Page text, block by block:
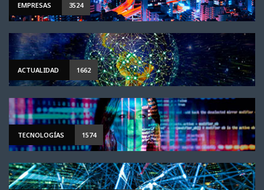
EMPRESAS 3524
ACTUALIDAD 1662
TECNOLOGÍAS 1574